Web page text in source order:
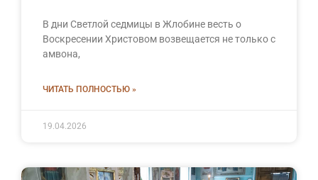
В дни Светлой седмицы в Жлобине весть о
Воскресении Христовом возвещается не только с
амвона,
ЧИТАТЬ ПОЛНОСТЬЮ »
19.04.2026